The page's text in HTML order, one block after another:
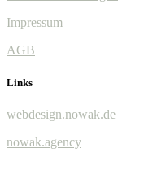
Impressum
AGB
Links
webdesign.nowak.de
nowak.agency